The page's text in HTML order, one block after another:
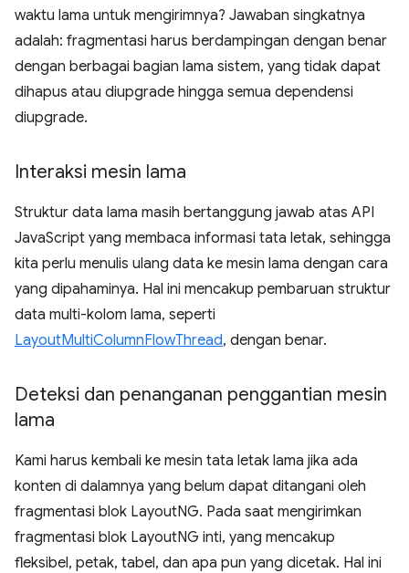
waktu lama untuk mengirimnya? Jawaban singkatnya
adalah: fragmentasi harus berdampingan dengan benar
dengan berbagai bagian lama sistem, yang tidak dapat
dihapus atau diupgrade hingga semua dependensi
diupgrade.
Interaksi mesin lama
Struktur data lama masih bertanggung jawab atas API
JavaScript yang membaca informasi tata letak, sehingga
kita perlu menulis ulang data ke mesin lama dengan cara
yang dipahaminya. Hal ini mencakup pembaruan struktur
data multi-kolom lama, seperti
LayoutMultiColumnFlowThread, dengan benar.
Deteksi dan penanganan penggantian mesin
lama
Kami harus kembali ke mesin tata letak lama jika ada
konten di dalamnya yang belum dapat ditangani oleh
fragmentasi blok LayoutNG. Pada saat mengirimkan
fragmentasi blok LayoutNG inti, yang mencakup
fleksibel, petak, tabel, dan apa pun yang dicetak. Hal ini